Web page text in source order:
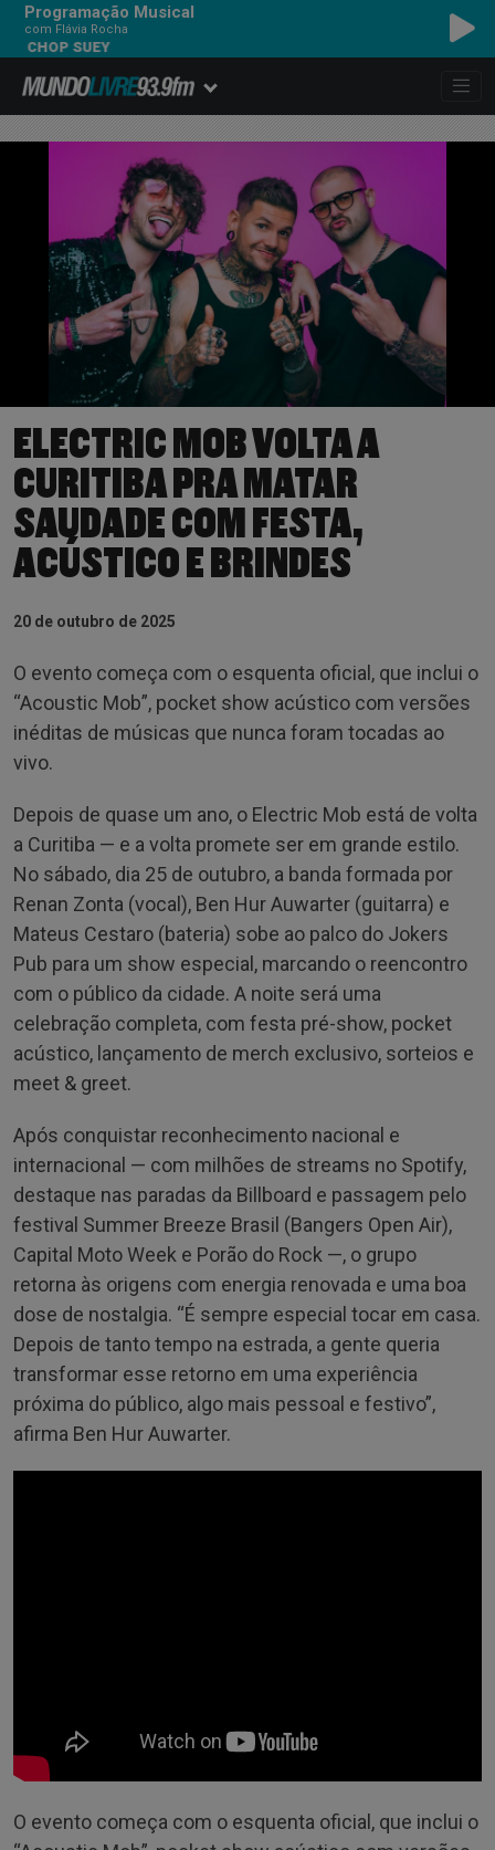
Programação Musical
com Flávia Rocha
SUEY
ELECTRIC MOB VOLTA A
CURITIBA PRA MATAR
SAUDADE COM FESTA,
ACÚSTICO E BRINDES
20 de outubro de 2025
O evento começa com o esquenta oficial, que inclui o
“Acoustic Mob”, pocket show acústico com versões
inéditas de músicas que nunca foram tocadas ao
vivo.
Depois de quase um ano, o Electric Mob está de volta
a Curitiba — e a volta promete ser em grande estilo.
No sábado, dia 25 de outubro, a banda formada por
Renan Zonta (vocal), Ben Hur Auwarter (guitarra) e
Mateus Cestaro (bateria) sobe ao palco do Jokers
Pub para um show especial, marcando o reencontro
com o público da cidade. A noite será uma
celebração completa, com festa pré-show, pocket
acústico, lançamento de merch exclusivo, sorteios e
meet & greet.
Após conquistar reconhecimento nacional e
internacional — com milhões de streams no Spotify,
destaque nas paradas da Billboard e passagem pelo
festival Summer Breeze Brasil (Bangers Open Air),
Capital Moto Week e Porão do Rock —, o grupo
retorna às origens com energia renovada e uma boa
dose de nostalgia. “É sempre especial tocar em casa.
Depois de tanto tempo na estrada, a gente queria
transformar esse retorno em uma experiência
próxima do público, algo mais pessoal e festivo”,
afirma Ben Hur Auwarter.
O evento começa com o esquenta oficial, que inclui o